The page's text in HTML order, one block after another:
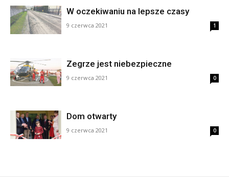
W oczekiwaniu na lepsze czasy
9 czerwca 2021 1
Zegrze jest niebezpieczne
9 czerwca 2021 0
Dom otwarty
9 czerwca 2021 0